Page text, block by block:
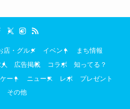
店・グルメ イベント
まち情報
広告掲載 コラボ
知ってる？
ート ニュース レポ
プレゼント
その他